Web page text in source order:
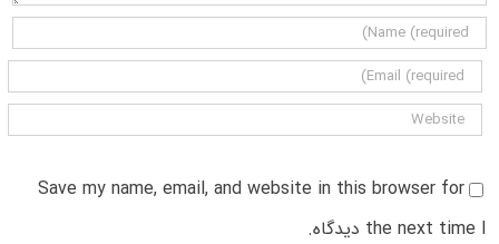
Save my name, email, and website in this browser for
the next time I دیدگاه.